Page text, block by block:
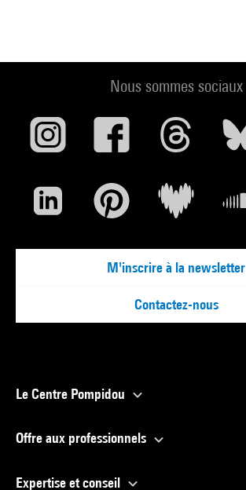
Nous sommes sociaux
M'inscrire à la newsletter
Contactez-nous
Le Centre Pompidou
Offre aux professionnels
Expertise et conseil